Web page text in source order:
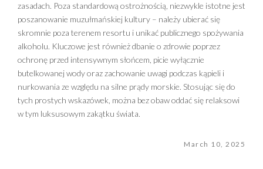
March 10, 2025
zasadach. Poza standardową ostrożnością, niezwykle istotne jest
poszanowanie muzułmańskiej kultury – należy ubierać się
skromnie poza terenem resortu i unikać publicznego spożywania
alkoholu. Kluczowe jest również dbanie o zdrowie poprzez
ochronę przed intensywnym słońcem, picie wyłącznie
butelkowanej wody oraz zachowanie uwagi podczas kąpieli i
nurkowania ze względu na silne prądy morskie. Stosując się do
tych prostych wskazówek, można bez obaw oddać się relaksowi
w tym luksusowym zakątku świata.